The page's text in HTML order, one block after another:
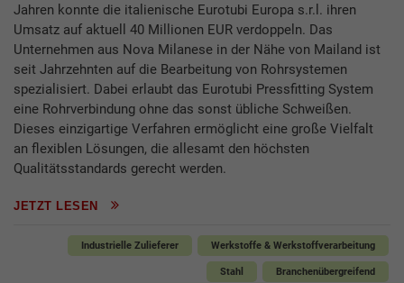
Jahren konnte die italienische Eurotubi Europa s.r.l. ihren
Umsatz auf aktuell 40 Millionen EUR verdoppeln. Das
Unternehmen aus Nova Milanese in der Nähe von Mailand ist
seit Jahrzehnten auf die Bearbeitung von Rohrsystemen
spezialisiert. Dabei erlaubt das Eurotubi Pressfitting System
eine Rohrverbindung ohne das sonst übliche Schweißen.
Dieses einzigartige Verfahren ermöglicht eine große Vielfalt
an flexiblen Lösungen, die allesamt den höchsten
Qualitätsstandards gerecht werden.
JETZT LESEN
Industrielle Zulieferer Werkstoffe & Werkstoffverarbeitung
Stahl Branchenübergreifend